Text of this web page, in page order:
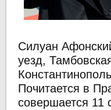
Силуан
уезд,
Почитается в
совершается 11